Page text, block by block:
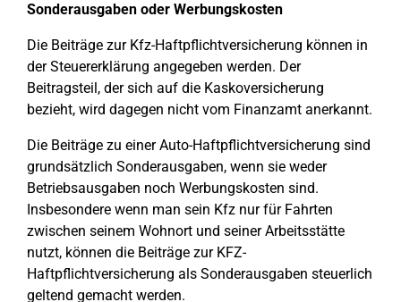
Sonderausgaben oder Werbungskosten
Die Beiträge zur Kfz-Haftpflichtversicherung können in
der Steuererklärung angegeben werden. Der
Beitragsteil, der sich auf die Kaskoversicherung
bezieht, wird dagegen nicht vom Finanzamt anerkannt.
Die Beiträge zu einer Auto-Haftpflichtversicherung sind
grundsätzlich Sonderausgaben, wenn sie weder
Betriebsausgaben noch Werbungskosten sind.
Insbesondere wenn man sein Kfz nur für Fahrten
zwischen seinem Wohnort und seiner Arbeitsstätte
nutzt, können die Beiträge zur KFZ-
Haftpflichtversicherung als Sonderausgaben steuerlich
geltend gemacht werden.